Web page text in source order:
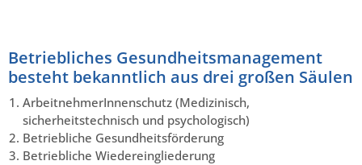
Betriebliches Gesundheitsmanagement
besteht bekanntlich aus drei großen Säulen
ArbeitnehmerInnenschutz (Medizinisch,
sicherheitstechnisch und psychologisch)
Betriebliche Gesundheitsförderung
Betriebliche Wiedereingliederung